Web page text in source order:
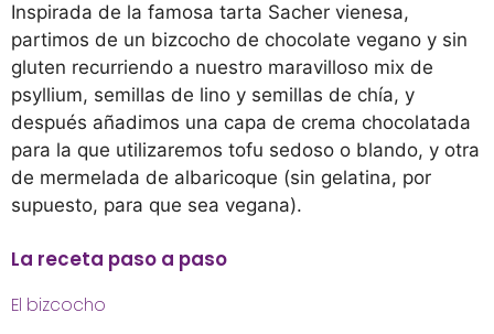
Inspirada de la famosa tarta Sacher vienesa,
partimos de un bizcocho de chocolate vegano y sin
gluten recurriendo a nuestro maravilloso mix de
psyllium, semillas de lino y semillas de chía, y
después añadimos una capa de crema chocolatada
para la que utilizaremos tofu sedoso o blando, y otra
de mermelada de albaricoque (sin gelatina, por
supuesto, para que sea vegana).
La receta paso a paso
El bizcocho